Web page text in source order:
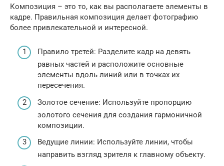
Композиция – это то, как вы располагаете элементы в
кадре. Правильная композиция делает фотографию
более привлекательной и интересной.
Правило третей: Разделите кадр на девять
равных частей и расположите основные
элементы вдоль линий или в точках их
пересечения.
Золотое сечение: Используйте пропорцию
золотого сечения для создания гармоничной
композиции.
Ведущие линии: Используйте линии, чтобы
направить взгляд зрителя к главному объекту.